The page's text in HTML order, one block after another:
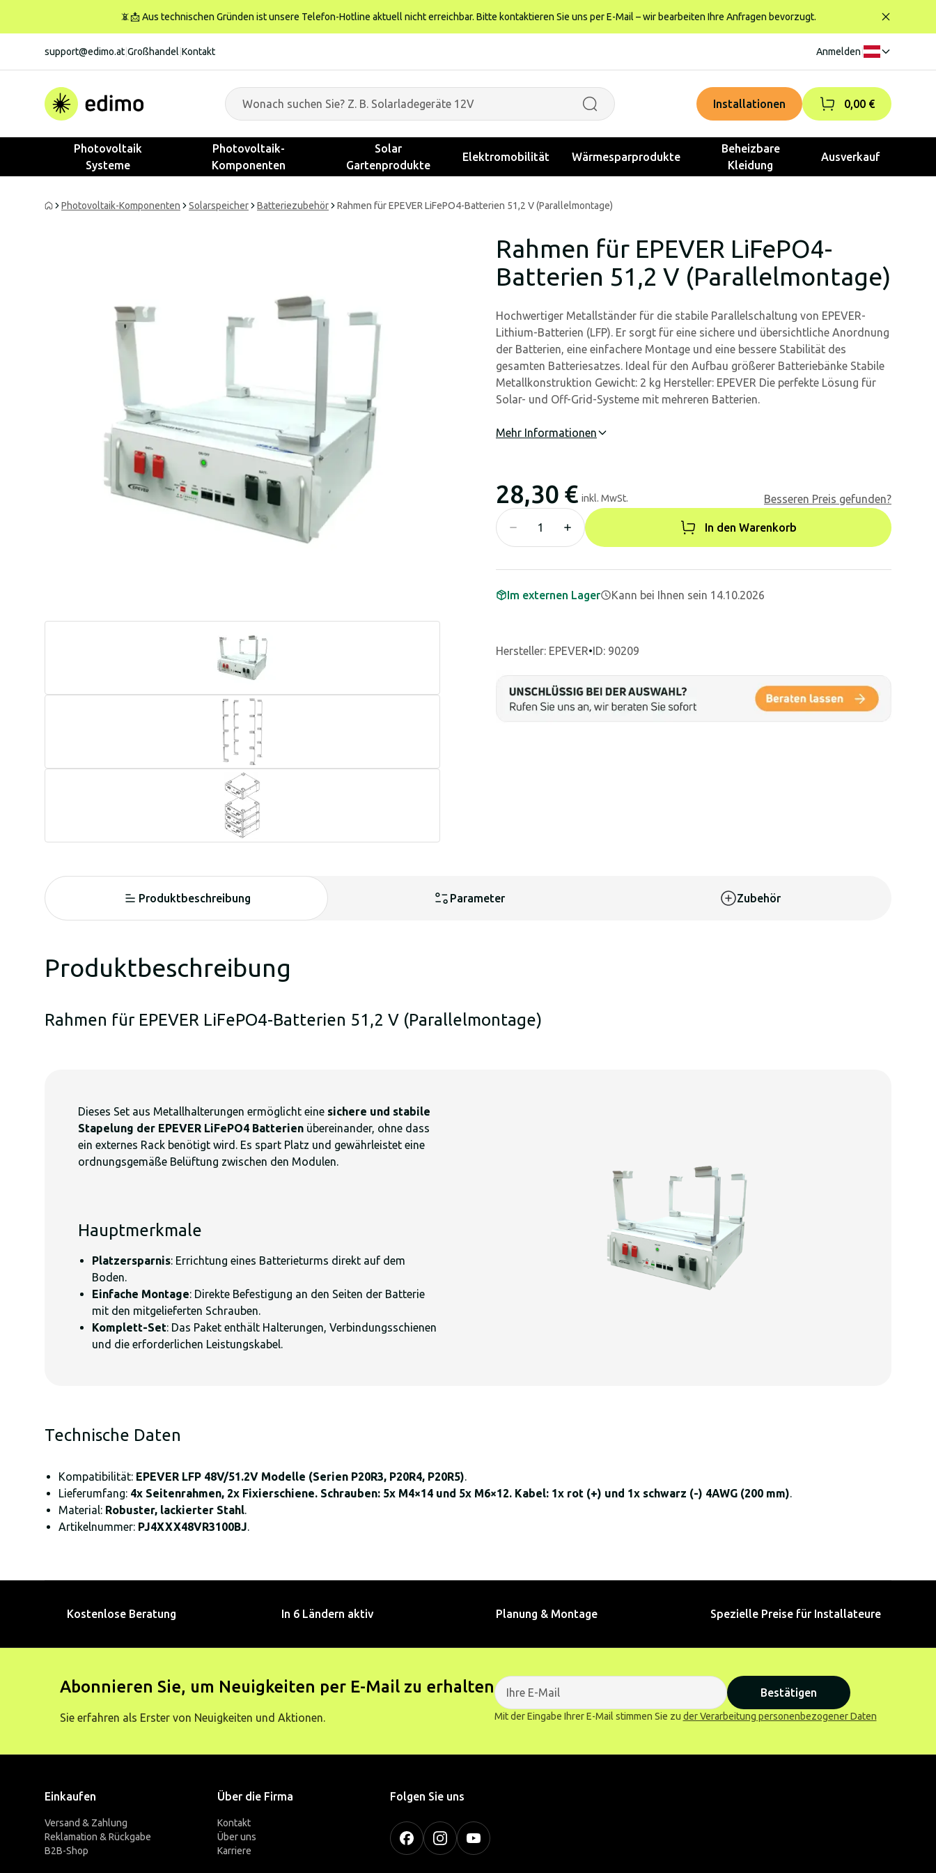
📵📩 Aus technischen Gründen ist unsere Telefon-Hotline aktuell nicht erreichbar. Bitte kontaktieren Sie uns per E-Mail – wir bearbeiten Ihre Anfragen bevorzugt.
support@edimo.at Großhandel Kontakt Anmelden
Installationen 0,00 €
Photovoltaik
Systeme
Photovoltaik-
Komponenten
Solar
Gartenprodukte
Elektromobilität Wärmesparprodukte
Beheizbare
Kleidung
Ausverkauf
Photovoltaik-Komponenten Solarspeicher Batteriezubehör Rahmen für EPEVER LiFePO4-Batterien 51,2 V (Parallelmontage)
Rahmen für EPEVER LiFePO4-
Batterien 51,2 V (Parallelmontage)
Hochwertiger Metallständer für die stabile Parallelschaltung von EPEVER-
Lithium-Batterien (LFP). Er sorgt für eine sichere und übersichtliche Anordnung
der Batterien, eine einfachere Montage und eine bessere Stabilität des
gesamten Batteriesatzes. Ideal für den Aufbau größerer Batteriebänke Stabile
Metallkonstruktion Gewicht: 2 kg Hersteller: EPEVER Die perfekte Lösung für
Solar- und Off-Grid-Systeme mit mehreren Batterien.
Mehr Informationen
28,30 € inkl. MwSt. Besseren Preis gefunden?
In den Warenkorb
Im externen Lager Kann bei Ihnen sein 14.10.2026
Hersteller: EPEVER•ID: 90209
Produktbeschreibung Parameter Zubehör
Produktbeschreibung
Rahmen für EPEVER LiFePO4-Batterien 51,2 V (Parallelmontage)
Dieses Set aus Metallhalterungen ermöglicht eine sichere und stabile
Stapelung der EPEVER LiFePO4 Batterien übereinander, ohne dass
ein externes Rack benötigt wird. Es spart Platz und gewährleistet eine
ordnungsgemäße Belüftung zwischen den Modulen.
Hauptmerkmale
Platzersparnis: Errichtung eines Batterieturms direkt auf dem
Boden.
Einfache Montage: Direkte Befestigung an den Seiten der Batterie
mit den mitgelieferten Schrauben.
Komplett-Set: Das Paket enthält Halterungen, Verbindungsschienen
und die erforderlichen Leistungskabel.
Technische Daten
Kompatibilität: EPEVER LFP 48V/51.2V Modelle (Serien P20R3, P20R4, P20R5).
Lieferumfang: 4x Seitenrahmen, 2x Fixierschiene. Schrauben: 5x M4×14 und 5x M6×12. Kabel: 1x rot (+) und 1x schwarz (-) 4AWG (200 mm).
Material: Robuster, lackierter Stahl.
Artikelnummer: PJ4XXX48VR3100BJ.
Kostenlose Beratung In 6 Ländern aktiv Planung & Montage Spezielle Preise für Installateure
Abonnieren Sie, um Neuigkeiten per E-Mail zu erhalten
Sie erfahren als Erster von Neuigkeiten und Aktionen.
Bestätigen
Mit der Eingabe Ihrer E-Mail stimmen Sie zu der Verarbeitung personenbezogener Daten
Einkaufen
Versand & Zahlung
Reklamation & Rückgabe
B2B-Shop
Über die Firma
Kontakt
Über uns
Karriere
Folgen Sie uns